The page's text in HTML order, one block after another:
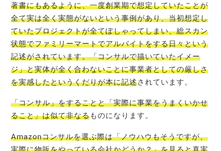
著書にもあるように、一度創業期で想定していたことが
全て実は全く実態がないという事例があり、当初想定し
ていたプロジェクトが全てぽしゃってしまい、総スカン
状態でファミリーマートでアルバイトをする日々という
記述がされています。「コンサルで描いていたイメー
ジ」と実体が全く合わないことに事業者としての厳しさ
を実感したというくだりが本に記述されています。
「コンサル」をすることと「実際に事業をうまくいかせ
ること」は似て非なるものになります。
Amazonコンサルを選ぶ際は「ノウハウもそうですが、